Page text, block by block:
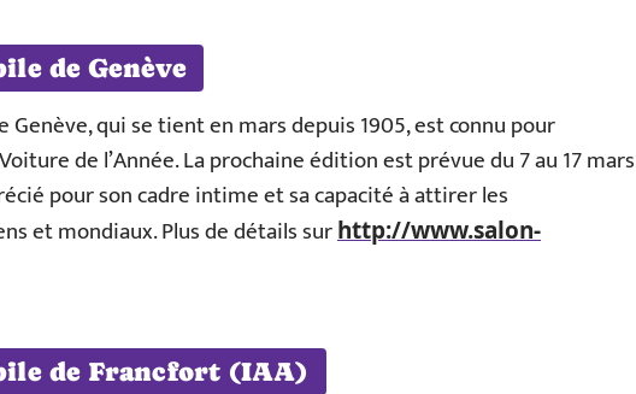
de Genève
Genève, qui se tient en mars depuis 1905, est connu pour
de l’Année. La prochaine édition est prévue du 7 au 17 mars
pour son cadre intime et sa capacité à attirer les
et mondiaux. Plus de détails surhttp://www.salon-
de Francfort (IAA)